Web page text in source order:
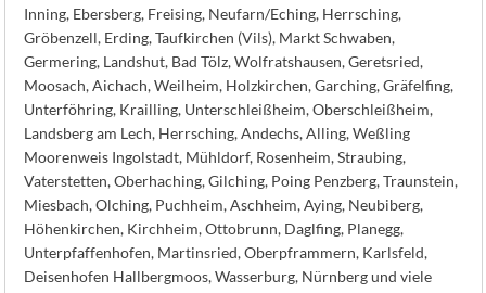
Inning, Ebersberg, Freising, Neufarn/Eching, Herrsching,
Gröbenzell, Erding, Taufkirchen (Vils), Markt Schwaben,
Germering, Landshut, Bad Tölz, Wolfratshausen, Geretsried,
Moosach, Aichach, Weilheim, Holzkirchen, Garching, Gräfelfing,
Unterföhring, Krailling, Unterschleißheim, Oberschleißheim,
Landsberg am Lech, Herrsching, Andechs, Alling, Weßling
Moorenweis Ingolstadt, Mühldorf, Rosenheim, Straubing,
Vaterstetten, Oberhaching, Gilching, Poing Penzberg, Traunstein,
Miesbach, Olching, Puchheim, Aschheim, Aying, Neubiberg,
Höhenkirchen, Kirchheim, Ottobrunn, Daglfing, Planegg,
Unterpfaffenhofen, Martinsried, Oberpframmern, Karlsfeld,
Deisenhofen Hallbergmoos, Wasserburg, Nürnberg und viele